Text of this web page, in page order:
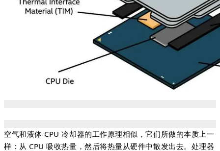
空气和液体 CPU 冷却器的工作原理相似，它们所做的本质上一
样：从 CPU 吸收热量，然后将热量从硬件中散发出去。 处理器